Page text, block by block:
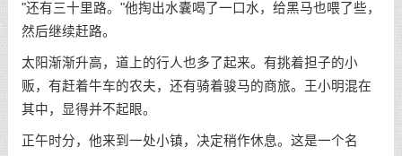
"还有三十里路。"他掏出水囊喝了一口水，给黑马也喂了些，
然后继续赶路。
太阳渐渐升高，道上的行人也多了起来。有挑着担子的小
贩，有赶着牛车的农夫，还有骑着骏马的商旅。王小明混在
其中，显得并不起眼。
正午时分，他来到一处小镇，决定稍作休息。这是一个名